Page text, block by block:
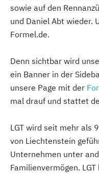
sowie auf den
und Daniel Abt wieder.
Formel.de.
Denn sichtbar wird
ein Banner in der
unsere Page mit der
mal drauf und stattet
LGT wird seit mehr als
von Liechtenstein
Unternehmen unter
Familienvermögen.